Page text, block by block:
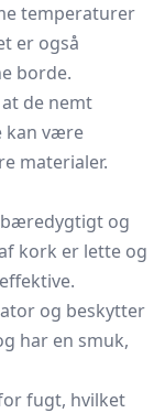
temperaturer
er også
borde.
de nemt
kan være
materialer.
bæredygtigt og
kork er lette og
og beskytter
har en smuk,
fugt, hvilket